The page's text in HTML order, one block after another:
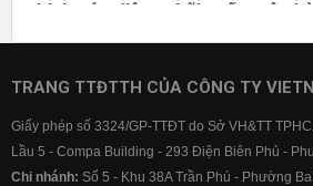
Lịch cúp điện
Lãi suất ngân
Lãi suất tiết kiệm
Lãi suất tiền
Lãi suất ngân hàng Agribank
Lãi suất ngân hàng BIDV
Lãi suất ngân hàng Vietinbank
TRANG TTĐTTH CỦA CÔNG TY
Giấy phép số 3324/GP-TTĐT do Sở VH&TT
Lầu 5 - Compa Building - 293 Điện Biên Phủ -
Chi nhánh: Số 5 - Khu 38A Trần Phú - Phường